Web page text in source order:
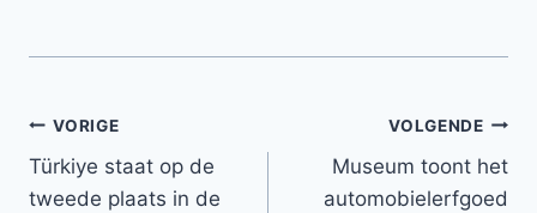
Bericht
navigatie
VORIGE
Türkiye staat op de
tweede plaats in de
VOLGENDE
Museum toont het
automobielerfgoed